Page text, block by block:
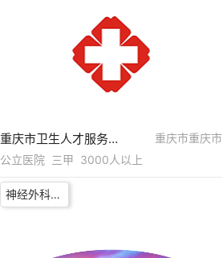
重庆市卫生人才服务中心
重庆市重庆市
公立医院 三甲 3000人以上
神经外科医师（重庆医科大学附属第一医院）